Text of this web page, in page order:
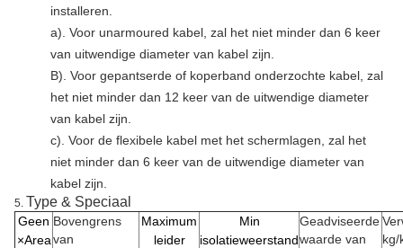
installeren.
a). Voor unarmoured kabel, zal het niet minder dan 6 keer
van uitwendige diameter van kabel zijn.
B). Voor gepantserde of koperband onderzochte kabel, zal
het niet minder dan 12 keer van de uitwendige diameter
van kabel zijn.
c). Voor de flexibele kabel met het schermlagen, zal het
niet minder dan 6 keer van de uitwendige diameter van
kabel zijn.
5. Type & Speciaal
Geen
×Area
Bovengrens
van
Maximum
leider
Min
isolatieweerstand
Geadviseerde
waarde van
kg/